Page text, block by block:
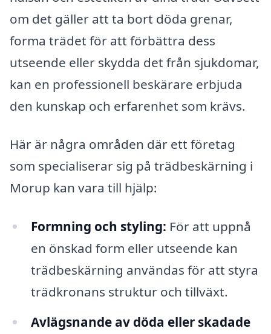
om det gäller att ta bort döda grenar,
forma trädet för att förbättra dess
utseende eller skydda det från sjukdomar,
kan en professionell beskärare erbjuda
den kunskap och erfarenhet som krävs.
Här är några områden där ett företag
som specialiserar sig på trädbeskärning i
Morup kan vara till hjälp:
Formning och styling: För att uppnå
en önskad form eller utseende kan
trädbeskärning användas för att styra
trädkronans struktur och tillväxt.
Avlägsnande av döda eller skadade